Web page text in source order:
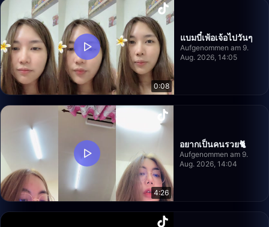
0:08
แบมบี๋เพ้อเจ้อไปวันๆ
Aufgenommen am 9.
Aug. 2026, 14:05
4:26
อยากเป็นคนรวย🐈
Aufgenommen am 9.
Aug. 2026, 14:04